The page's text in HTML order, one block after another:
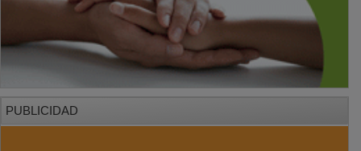
PUBLICIDAD